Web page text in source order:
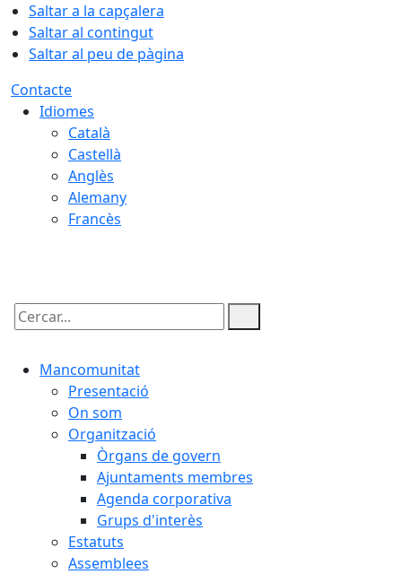
Saltar a la capçalera
Saltar al contingut
Saltar al peu de pàgina
Contacte
Idiomes
Català
Castellà
Anglès
Alemany
Francès
Cercar:
Mancomunitat
Presentació
On som
Organització
Òrgans de govern
Ajuntaments membres
Agenda corporativa
Grups d'interès
Estatuts
Assemblees